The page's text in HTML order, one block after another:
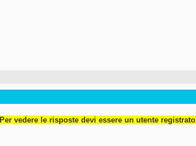
Per vedere le risposte devi essere un utente